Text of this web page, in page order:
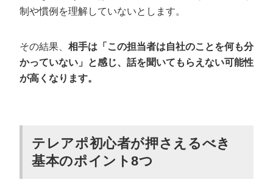
制や慣例を理解していないとします。
その結果、 相手は「この担当者は自社のことを何も分
かっていない」と感じ、話を聞いてもらえない可能性
が高くなります。
テレアポ初心者が押さえるべき
基本のポイント8つ